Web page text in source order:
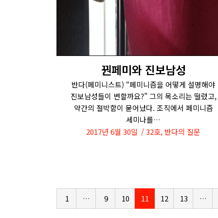
꿘페미와 진보남성
반다(페미니스트) “페미니즘을 어떻게 설명해야
진보남성들이 변할까요?” 그의 목소리는 떨렸고,
약간의 절박함이 묻어났다. 조직에서 페미니즘
세미나를…
2017년 6월 30일
32호, 반다의 질문
1 … 9 10 11 12 13 …